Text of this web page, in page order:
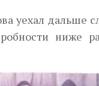
уехал дальше
ниже